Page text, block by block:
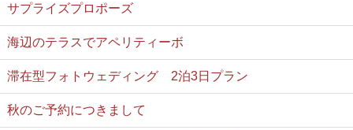
サプライズプロポーズ
海辺のテラスでアペリティーボ
滞在型フォトウェディング 2泊3日プラン
秋のご予約につきまして